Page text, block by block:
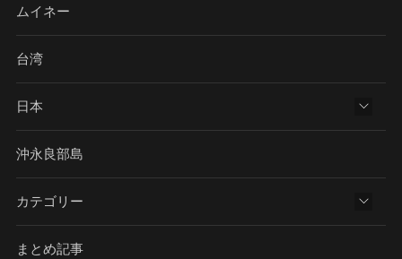
ムイネー
台湾
日本
沖永良部島
カテゴリー
まとめ記事